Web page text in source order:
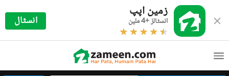
زمین اپپ
انسٹالز +4 ملین انسٹال